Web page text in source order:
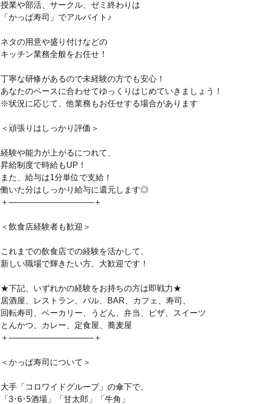
授業や部活、サークル、ゼミ終わりは
「かっぱ寿司」でアルバイト♪
ネタの用意や盛り付けなどの
キッチン業務全般をお任せ！
丁寧な研修があるので未経験の方でも安心！
あなたのペースに合わせてゆっくりはじめていきましょう！
※状況に応じて、他業務もお任せする場合があります
＜頑張りはしっかり評価＞
経験や能力が上がるにつれて、
昇給制度で時給もUP！
また、給与は1分単位で支給！
働いた分はしっかり給与に還元します◎
＋───────────────＋
＜飲食店経験者も歓迎＞
これまでの飲食店での経験を活かして、
新しい職場で輝きたい方、大歓迎です！
★下記、いずれかの経験をお持ちの方は即戦力★
居酒屋、レストラン、バル、BAR、カフェ、寿司、
回転寿司、ベーカリー、うどん、弁当、ピザ、スイーツ
とんかつ、カレー、定食屋、蕎麦屋
＋───────────────＋
＜かっぱ寿司について＞
大手「コロワイドグループ」の傘下で、
「3･6･5酒場」「甘太郎」「牛角」